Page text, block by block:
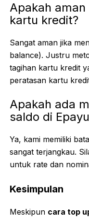
Apakah
kartu kredit?
Sangat aman jika
balance). Justru
tagihan kartu kredit
peratasan kartu
Apakah ada
saldo di
Ya, kami memiliki
sangat terjangkau.
untuk rate dan
Kesimpulan
Meskipun cara top